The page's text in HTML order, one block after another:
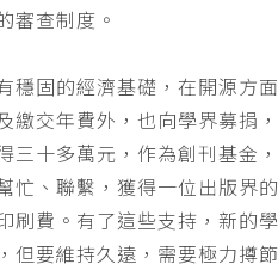
審查制度。
穩固的經濟基礎，在開源方
繳交年費外，也向學界募捐
三十多萬元，作為創刊基金
忙、聯繫，獲得一位出版界
刷費。有了這些支持，新的
但要維持久遠，需要極力撙